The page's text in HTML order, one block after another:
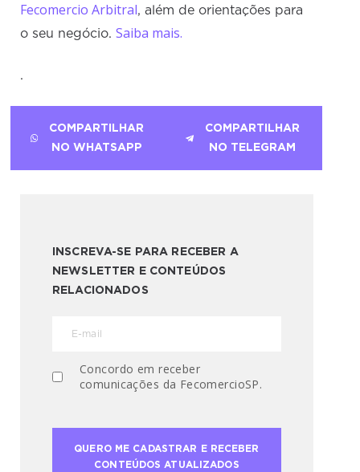
Fecomercio Arbitral, além de orientações para
o seu negócio.Saiba mais.
.
COMPARTILHAR
NO WHATSAPP
COMPARTILHAR
NO TELEGRAM
INSCREVA-SE PARA RECEBER A
NEWSLETTER E CONTEÚDOS
RELACIONADOS
Concordo em receber
comunicações da FecomercioSP.